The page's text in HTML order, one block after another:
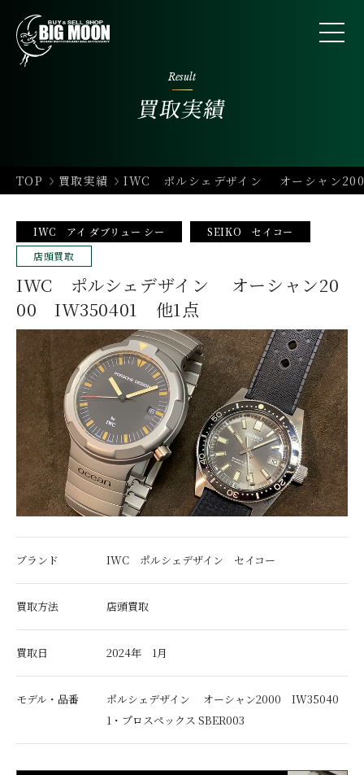
Result
買取実績
TOP 買取実績 IWC ポルシェデザイン オーシャン
IWC アイ ダブリュー シー
SEIKO セイコー
店頭買取
IWC ポルシェデザイン オーシャン20
00 IW350401 他1点
ブランド IWC ポルシェデザイン セイコー
買取方法 店頭買取
買取日 2024年 1月
モデル・品番
ポルシェデザイン オーシャン2000 IW35040
1・プロスペックス SBER003